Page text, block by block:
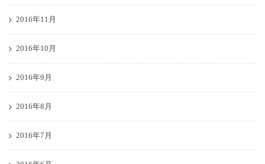
2016年11月
2016年10月
2016年9月
2016年8月
2016年7月